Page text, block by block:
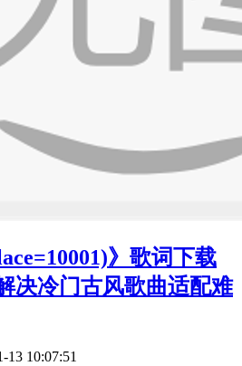
》歌词下载
决冷门古风歌曲适配难
13 10:07:51